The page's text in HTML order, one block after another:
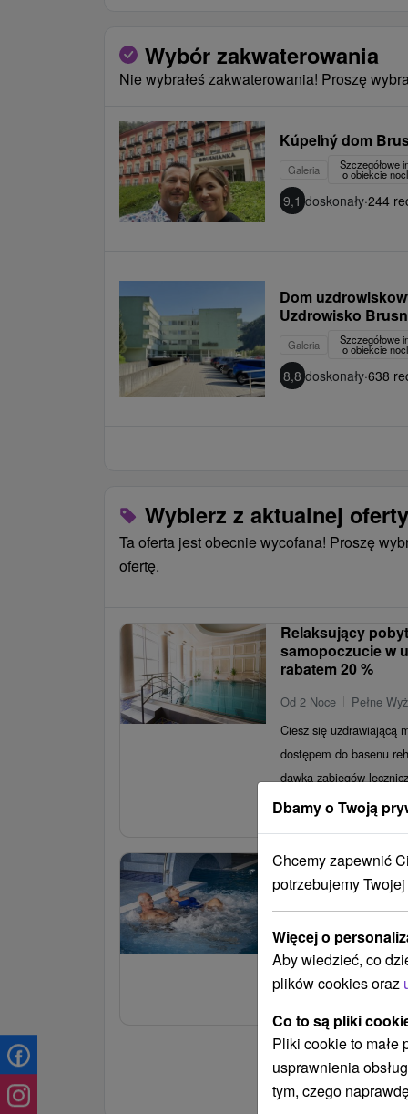
Wybór zakwaterowania
Nie wybrałeś zakwaterowania! Proszę
Kúpeľný dom
Galeria Szczegółowe
o obiekcie
9,1 doskonały·244
Dom
Uzdrowisko
Galeria Szczegółowe
o obiekcie
8,8 doskonały·638
Wybierz z aktualnej oferty
Ta oferta jest obecnie wycofana! Proszę
ofertę.
Relaksujący
samopoczucie w
rabatem 20 %
Od 2 Noce
Pełne
Ciesz się uzdrawiającą
dostępem do basenu
dawką zabiegów
i...
Reset w
relaks w
Od 2 Noce
Pełne
Zrelaksuj się w Brusnie:
pysznym jedzeniem i
– idealny relaks dla
od
Pokaż więcej ofert
Dbamy o Twoją
Chcemy zapewnić
potrzebujemy
Więcej o
Aby wiedzieć, co
plików cookies oraz
Co to są pliki
Pliki cookie to małe
usprawnienia
tym, czego